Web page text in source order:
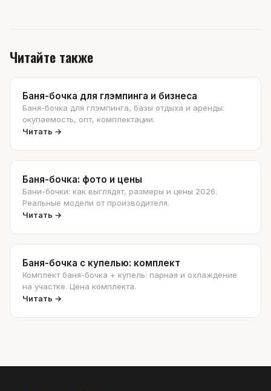
Читайте также
Баня-бочка для глэмпинга и бизнеса
Баня-бочка для глэмпинга, базы отдыха и аренды:
окупаемость, опт, комплектации.
Читать →
Баня-бочка: фото и цены
Бани-бочки: как выглядят, размеры и цены 2026.
Реальные модели от производителя.
Читать →
Баня-бочка с купелью: комплект
Комплект баня-бочка + купель: парная и охлаждение
на участке. Цена комплекта.
Читать →